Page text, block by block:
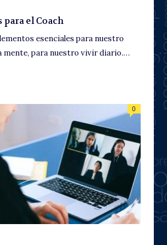
el Coach
esenciales para nuestro
mente, para nuestro vivir diario.…
0